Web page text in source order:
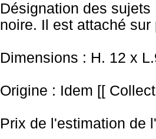
Désignation des
noire. Il est attaché sur
Dimensions : H. 12 x
Origine : Idem [[
Prix de l'estimation de